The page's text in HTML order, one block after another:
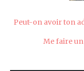
Peut-on avoir ton
Me faire